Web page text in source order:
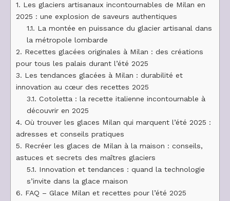
1. Les glaciers artisanaux incontournables de Milan en
2025 : une explosion de saveurs authentiques
1.1. La montée en puissance du glacier artisanal dans
la métropole lombarde
2. Recettes glacées originales à Milan : des créations
pour tous les palais durant l’été 2025
3. Les tendances glacées à Milan : durabilité et
innovation au cœur des recettes 2025
3.1. Cotoletta : la recette italienne incontournable à
découvrir en 2025
4. Où trouver les glaces Milan qui marquent l’été 2025 :
adresses et conseils pratiques
5. Recréer les glaces de Milan à la maison : conseils,
astuces et secrets des maîtres glaciers
5.1. Innovation et tendances : quand la technologie
s’invite dans la glace maison
6. FAQ – Glace Milan et recettes pour l’été 2025